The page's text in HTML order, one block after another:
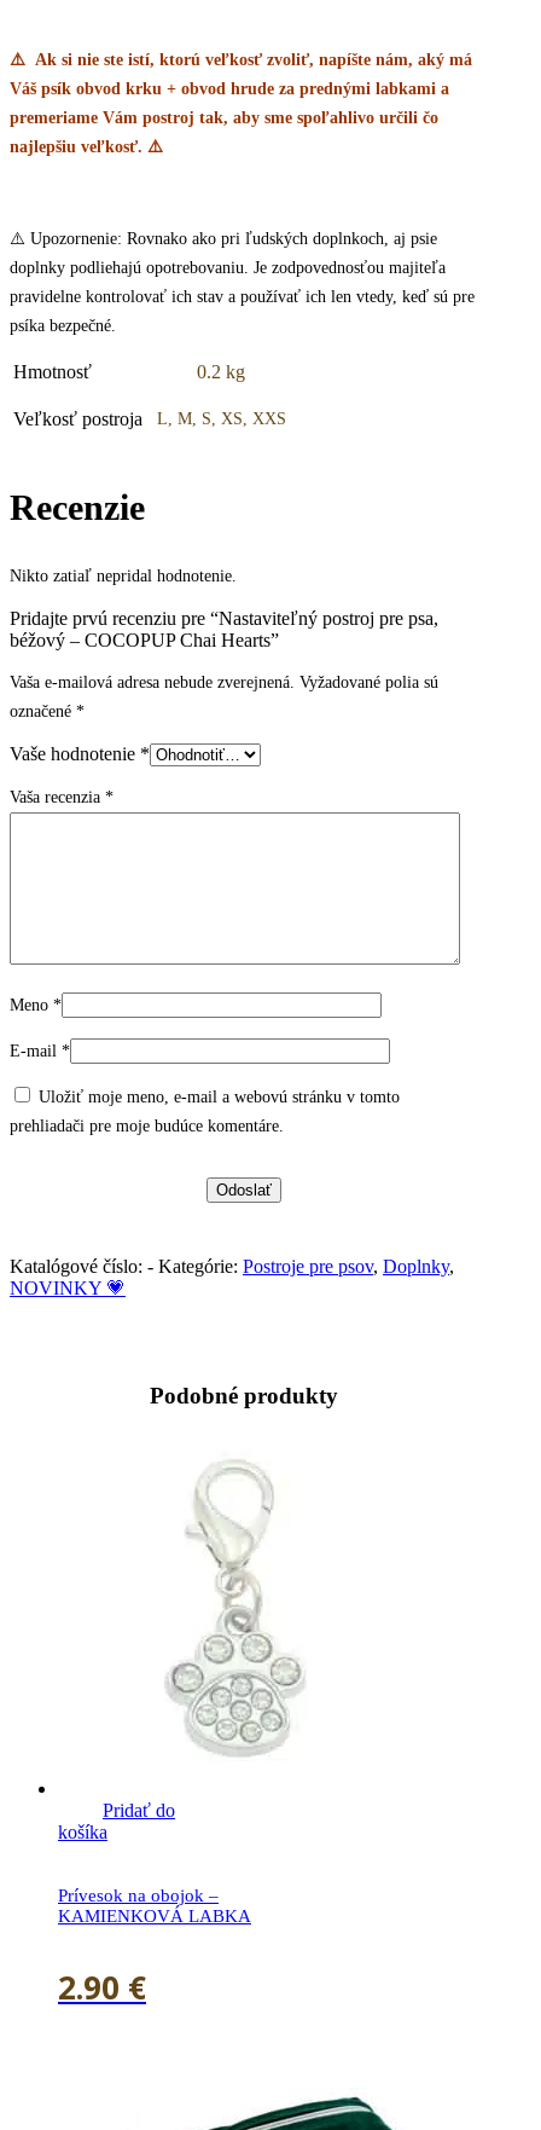
⚠️ Ak si nie ste istí, ktorú veľkosť zvoliť, napíšte nám, aký má
Váš psík obvod krku + obvod hrude za prednými labkami a
premeriame Vám postroj tak, aby sme spoľahlivo určili čo
najlepšiu veľkosť. ⚠️
⚠️ Upozornenie: Rovnako ako pri ľudských doplnkoch, aj psie
doplnky podliehajú opotrebovaniu. Je zodpovednosťou majiteľa
pravidelne kontrolovať ich stav a používať ich len vtedy, keď sú pre
psíka bezpečné.
Hmotnosť 0.2 kg
Veľkosť postroja L, M, S, XS, XXS
Recenzie
Nikto zatiaľ nepridal hodnotenie.
Pridajte prvú recenziu pre “Nastaviteľný postroj pre psa,
béžový – COCOPUP Chai Hearts”
Vaša e-mailová adresa nebude zverejnená. Vyžadované polia sú
označené *
Vaše hodnotenie *
Vaša recenzia *
Meno *
E-mail *
Uložiť moje meno, e-mail a webovú stránku v tomto
prehliadači pre moje budúce komentáre.
Katalógové číslo: - Kategórie: Postroje pre psov, Doplnky,
NOVINKY 💗
Podobné produkty
Pridať do
košíka
Prívesok na obojok –
KAMIENKOVÁ LABKA
2.90 €